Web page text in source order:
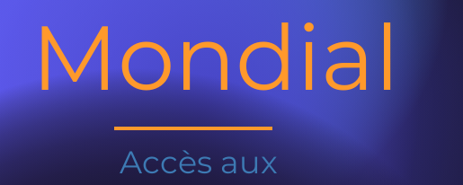
Mondial
Accès aux